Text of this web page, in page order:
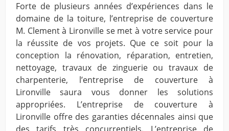
Forte de plusieurs années d’expériences dans le
domaine de la toiture, l’entreprise de couverture
M. Clement à Lironville se met à votre service pour
la réussite de vos projets. Que ce soit pour la
conception la rénovation, réparation, entretien,
nettoyage, travaux de zinguerie ou travaux de
charpenterie, l’entreprise de couverture à
Lironville saura vous donner les solutions
appropriées. L’entreprise de couverture à
Lironville offre des garanties décennales ainsi que